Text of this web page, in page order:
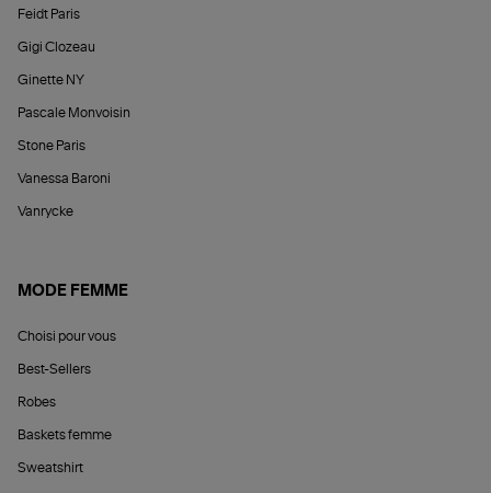
Feidt Paris
Gigi Clozeau
Ginette NY
Pascale Monvoisin
Stone Paris
Vanessa Baroni
Vanrycke
MODE FEMME
Choisi pour vous
Best-Sellers
Robes
Baskets femme
Sweatshirt